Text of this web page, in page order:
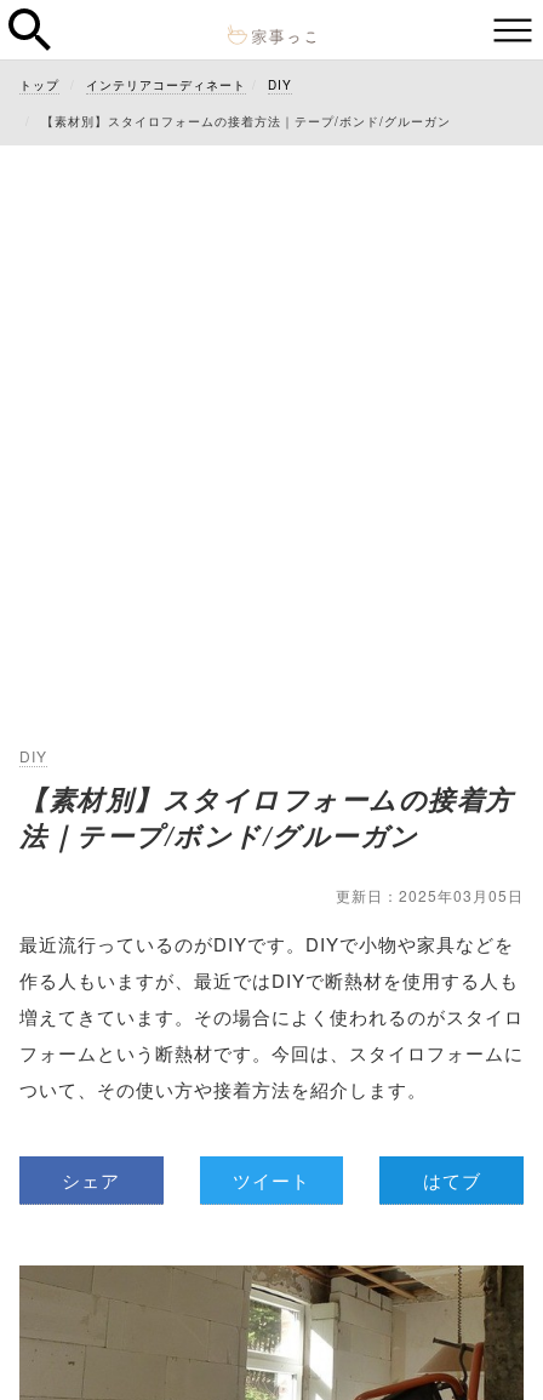
トップ インテリアコーディネート DIY
【素材別】スタイロフォームの接着方法｜テープ/ボンド/グルーガン
DIY
【素材別】スタイロフォームの接着方
法｜テープ/ボンド/グルーガン
更新日：2025年03月05日
最近流行っているのがDIYです。DIYで小物や家具などを
作る人もいますが、最近ではDIYで断熱材を使用する人も
増えてきています。その場合によく使われるのがスタイロ
フォームという断熱材です。今回は、スタイロフォームに
ついて、その使い方や接着方法を紹介します。
シェア ツイート はてブ